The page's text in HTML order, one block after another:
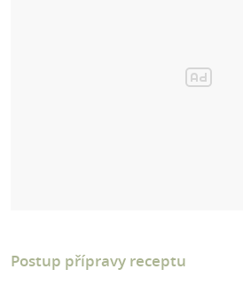
Postup přípravy receptu